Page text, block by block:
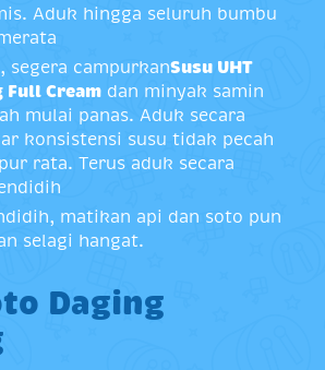
Aduk hingga seluruh bumbu
segera campurkanSusu UHT
Full Cream dan minyak samin
mulai panas. Aduk secara
konsistensi susu tidak pecah
rata. Terus aduk secara
matikan api dan soto pun
selagi hangat.
Daging